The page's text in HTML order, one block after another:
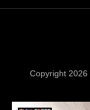
Copyright 2026